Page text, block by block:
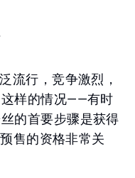
流行，竞争激烈，
样的情况——有时
的首要步骤是获得
售的资格非常关